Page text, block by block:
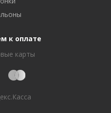
к оплате
карты